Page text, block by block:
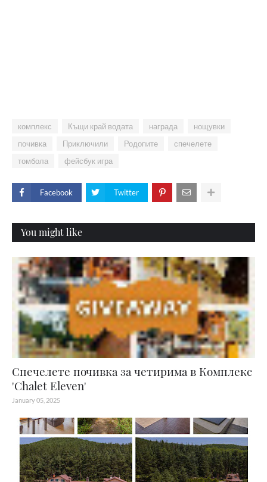
комплекс Къщи край водата награда
нощувки
почивка
Приключили Родопите
спечелете
томбола
фейсбук игра
Facebook Twitter
You might like
Спечелете почивка за четирима в Комплекс
'Chalet Eleven'
January 05, 2025